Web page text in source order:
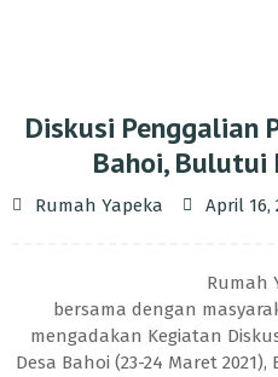
Diskusi Penggalian
Bahoi, Bulutui
Rumah Yapeka April 16,
Rumah
bersama dengan
mengadakan Kegiatan
Desa Bahoi (23-24 Maret